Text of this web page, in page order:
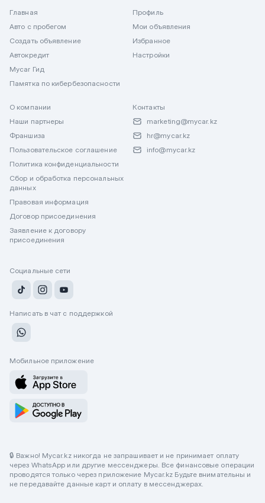
Главная
Авто с пробегом
Создать объявление
Автокредит
Mycar Гид
Памятка по кибербезопасности
Профиль
Мои объявления
Избранное
Настройки
О компании
Наши партнеры
Франшиза
Пользовательское соглашение
Политика конфиденциальности
Сбор и обработка персональных
данных
Правовая информация
Договор присоединения
Заявление к договору
присоединения
Контакты
marketing@mycar.kz
hr@mycar.kz
info@mycar.kz
Социальные сети
Написать в чат с поддержкой
Мобильное приложение
🔒 Важно! Mycar.kz никогда не запрашивает и не принимает оплату
через WhatsApp или другие мессенджеры. Все финансовые операции
проводятся только через приложение Mycar.kz Будьте внимательны и
не передавайте данные карт и оплату в мессенджерах.